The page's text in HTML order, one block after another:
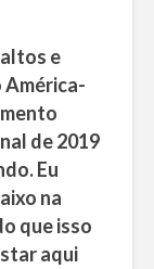
e
América-
de 2019
Eu
na
que isso
aqui